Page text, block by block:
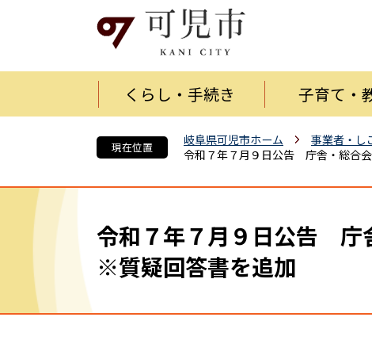
くらし・手続き 子育て・
現在位置 岐阜県可児市ホーム 事業者・し
令和７年７月９日公告 庁舎・総合
令和７年７月９日公告 庁
※質疑回答書を追加